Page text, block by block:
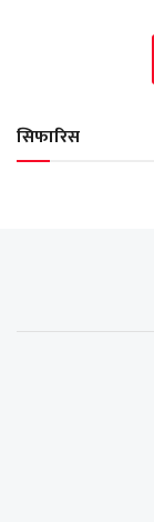
सिफारिस